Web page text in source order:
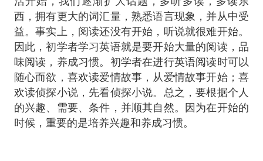
西，拥有更大的词汇量，熟悉语言现象，并从中受
益。事实上，阅读还没有开始，听说就很难开始。
因此，初学者学习英语就是要开始大量的阅读，品
味阅读，养成习惯。初学者在进行英语阅读时可以
随心而欲，喜欢读爱情故事，从爱情故事开始；喜
欢读侦探小说，先看侦探小说。总之，要根据个人
的兴趣、需要、条件，并顺其自然。因为在开始的
时候，重要的是培养兴趣和养成习惯。